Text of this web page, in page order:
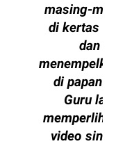
masing-
di kertas
dan
di papan
Guru lalu
video